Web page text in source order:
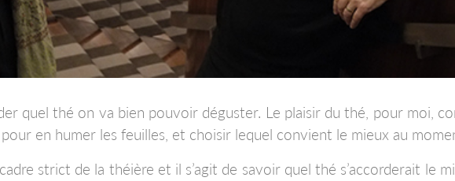
quel thé on va bien pouvoir déguster. Le plaisir du thé, pour moi,
en humer les feuilles, et choisir lequel convient le mieux au
strict de la théière et il s’agit de savoir quel thé s’accorderait le